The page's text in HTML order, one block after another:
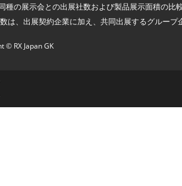
種の展示会との出展社数および製品展示面積の比較
は、出展契約企業に加え、共同出展するグループ
© RX Japan GK